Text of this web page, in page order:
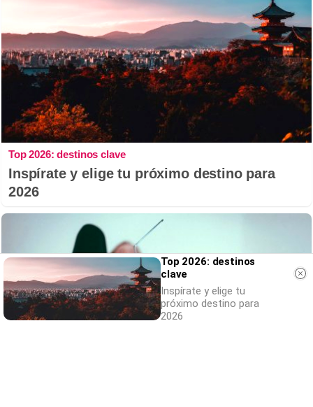
Top 2026: destinos clave
Inspírate y elige tu próximo destino para
2026
Top 2026: destinos
clave
Inspírate y elige tu
próximo destino para
2026